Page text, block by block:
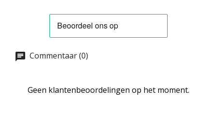
Commentaar (0)
Geen klantenbeoordelingen op het moment.